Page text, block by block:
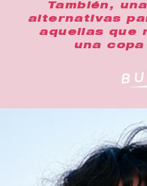
También,
alternativas
aquellas que
una